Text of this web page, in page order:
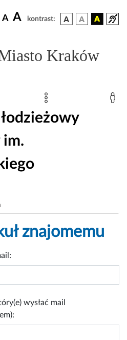
A A kontrast:
Kraków
im.
znajomemu
wysłać mail